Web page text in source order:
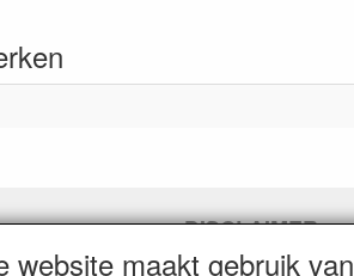
DISCLAIMER
Herroepingslink
website maakt gebruik